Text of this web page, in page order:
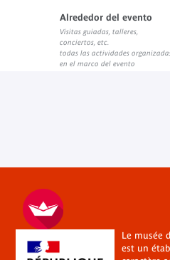
Alrededor del evento
Visitas guiadas, talleres,
conciertos, etc.
todas las actividades
en el marco del evento
Le musée
est un